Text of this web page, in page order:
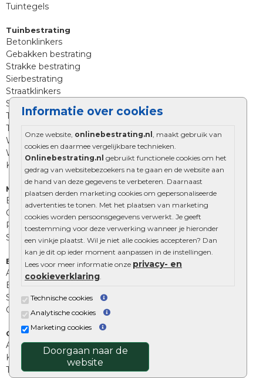
Informatie over cookies
Onze website, onlinebestrating.nl , maakt gebruik van
cookies en daarmee vergelijkbare technieken.
Onlinebestrating.nl gebruikt functionele cookies om het
gedrag van websitebezoekers na te gaan en de website aan
de hand van deze gegevens te verbeteren. Daarnaast
plaatsen derden marketing cookies om gepersonaliseerde
advertenties te tonen. Met het plaatsen van marketing
cookies worden persoonsgegevens verwerkt. Je geeft
toestemming voor deze verwerking wanneer je hieronder
een vinkje plaatst. Wil je niet alle cookies accepteren? Dan
kan je dit op ieder moment aanpassen in de instellingen.
Lees voor meer informatie onze privacy- en
cookieverklaring.
Technische cookies
Analytische cookies
Marketing cookies
Doorgaan naar de
website
Tuintegels
Tuinbestrating
Betonklinkers
Gebakken bestrating
Strakke bestrating
Sierbestrating
Straatklinkers
Straatstenen
Trommelstenen
Tuinstenen
Waalformaat
Wildverband bestrating
Kingstones
Muurelementen
Betonbielzen
Opsluitbanden
Palissades
Stapelblokken
Extra benodigdheden
Afwatering en diversen
Beplantings en betonelementen
Split, grind en zand
Oprit tegels
Overig
Aanbiedingen
Kunstgras
Tuintegels outlet